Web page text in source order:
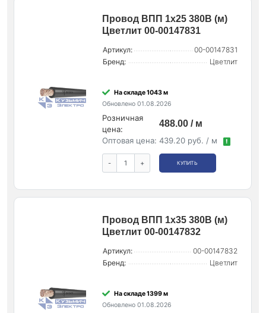
Провод ВПП 1х25 380В (м)
Цветлит 00-00147831
Артикул:
00-00147831
Бренд:
Цветлит
На складе 1043 м
Обновлено 01.08.2026
Розничная
цена:
488.00 / м
Оптовая цена: 439.20 руб. / м !
- + КУПИТЬ
Провод ВПП 1х35 380В (м)
Цветлит 00-00147832
Артикул:
00-00147832
Бренд:
Цветлит
На складе 1399 м
Обновлено 01.08.2026